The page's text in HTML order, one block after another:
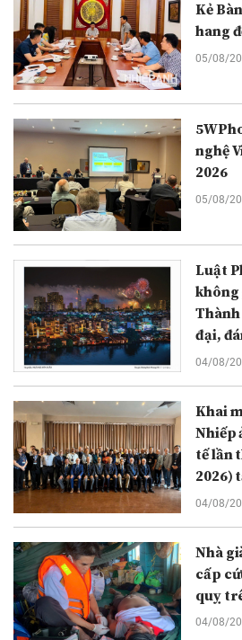
Kẻ
hang
05/08/
nghệ
2026
05/08/
Luật
không
Thành
đại,
04/08/
Khai
Nhiếp
tế lần
2026)
04/08/
Nhà
cấp
quỵ
04/08/